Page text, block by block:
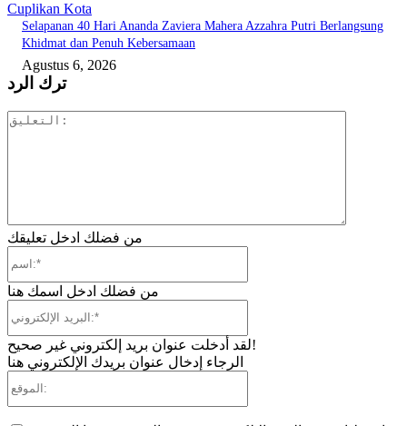
Cuplikan Kota
Selapanan 40 Hari Ananda Zaviera Mahera Azzahra Putri Berlangsung
Khidmat dan Penuh Kebersamaan
Agustus 6, 2026
ترك الرد
من فضلك ادخل تعليقك
من فضلك ادخل اسمك هنا
لقد أدخلت عنوان بريد إلكتروني غير صحيح!
الرجاء إدخال عنوان بريدك الإلكتروني هنا